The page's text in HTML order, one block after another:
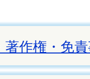
著作権・免